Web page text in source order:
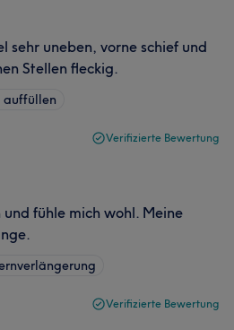
sehr uneben, vorne schief und
Stellen fleckig.
Verifizierte Bewertung
fühle mich wohl. Meine
Verifizierte Bewertung